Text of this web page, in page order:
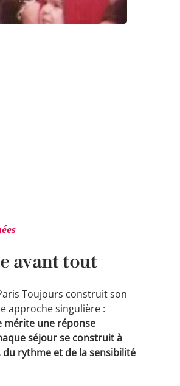
avant tout
Toujours construit son
approche singulière :
mérite une réponse
séjour se construit à
rythme et de la sensibilité